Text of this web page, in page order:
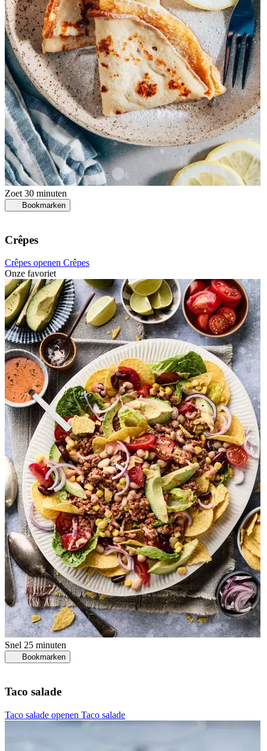
Zoet 30 minuten
Bookmarken
Crêpes
Crêpes openen Crêpes
Onze favoriet
Snel 25 minuten
Bookmarken
Taco salade
Taco salade openen Taco salade